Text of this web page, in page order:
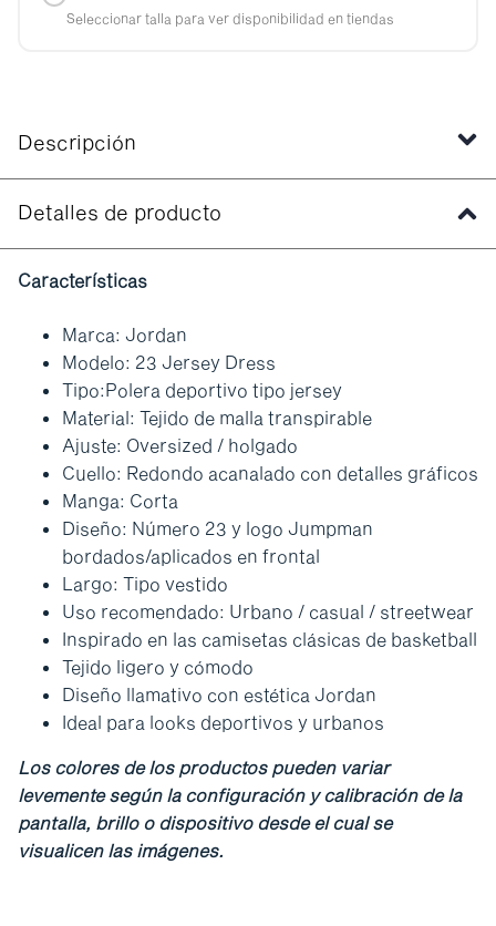
Seleccionar talla para ver disponibilidad en tiendas
Descripción
Detalles de producto
Características
Marca: Jordan
Modelo: 23 Jersey Dress
Tipo:Polera deportivo tipo jersey
Material: Tejido de malla transpirable
Ajuste: Oversized / holgado
Cuello: Redondo acanalado con detalles gráficos
Manga: Corta
Diseño: Número 23 y logo Jumpman
bordados/aplicados en frontal
Largo: Tipo vestido
Uso recomendado: Urbano / casual / streetwear
Inspirado en las camisetas clásicas de basketball
Tejido ligero y cómodo
Diseño llamativo con estética Jordan
Ideal para looks deportivos y urbanos
Los colores de los productos pueden variar
levemente según la configuración y calibración de la
pantalla, brillo o dispositivo desde el cual se
visualicen las imágenes.